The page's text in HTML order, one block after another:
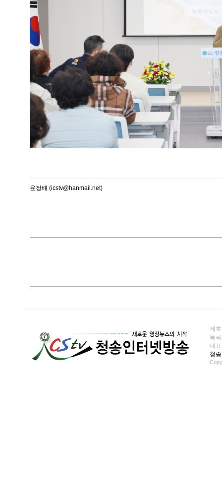
윤정배 (icstv@hanmail.net)
제
등
대표
청